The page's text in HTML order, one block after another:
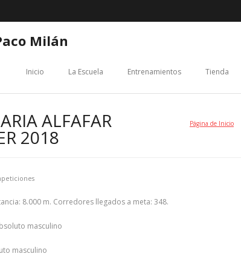
Milán
Inicio La Escuela Entrenamientos Tienda
ALFAFAR
2018
Página de Inicio
8.000 m. Corredores llegados a meta: 348.
masculino
masculino